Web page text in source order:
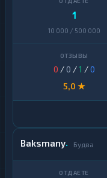
1
10 000 / 500 000
0 / 0 /1 /0
5,0 ★
Baksmany Будва